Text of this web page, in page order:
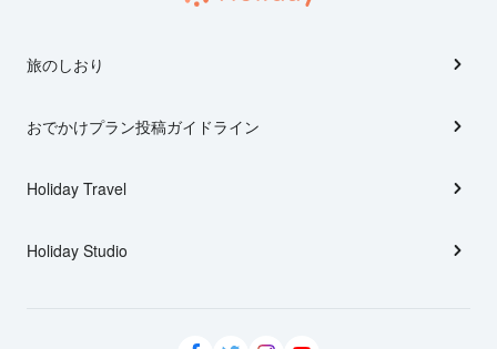
旅のしおり
おでかけプラン投稿ガイドライン
Holiday Travel
Holiday Studio